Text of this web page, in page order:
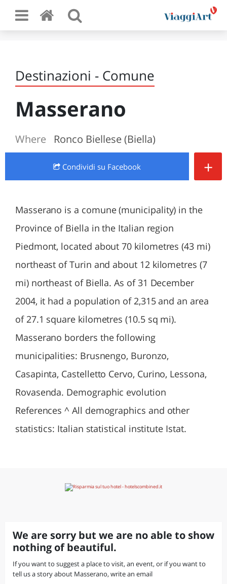
Destinazioni - Comune
Masserano
Where Ronco Biellese (Biella)
Condividi su Facebook +
Masserano is a comune (municipality) in the
Province of Biella in the Italian region
Piedmont, located about 70 kilometres (43 mi)
northeast of Turin and about 12 kilometres (7
mi) northeast of Biella. As of 31 December
2004, it had a population of 2,315 and an area
of 27.1 square kilometres (10.5 sq mi).
Masserano borders the following
municipalities: Brusnengo, Buronzo,
Casapinta, Castelletto Cervo, Curino, Lessona,
Rovasenda. Demographic evolution
References ^ All demographics and other
statistics: Italian statistical institute Istat.
We are sorry but we are no able to show
nothing of beautiful.
If you want to suggest a place to visit, an event, or if you want to
tell us a story about Masserano, write an email